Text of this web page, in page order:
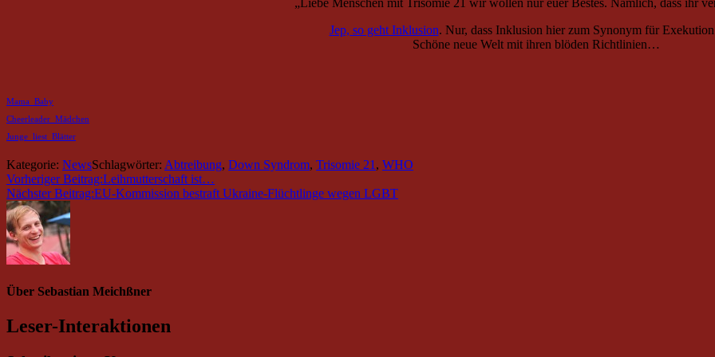
Jep, so geht Inklusion. Nur, dass Inklusion hier zum Synonym für
Schöne neue Welt mit ihren blöden Richtlinien…
Mama_Baby
Cheerleader_Mädchen
Junge_liest_Blätter
Kategorie: NewsSchlagwörter: Abtreibung, Down Syndrom, Trisomie 21 , WHO
Vorheriger Beitrag:Leihmutterschaft ist…
Nächster Beitrag:EU-Kommission bestraft Ukraine-Flüchtlinge wegen LGBT
Über Sebastian Meichßner
Leser-Interaktionen